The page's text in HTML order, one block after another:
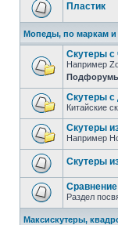
Пластик
Мопеды, по маркам
Скутеры с
Например
Скутеры с
Китайские
Скутеры
Например
Скутеры
Раздел
Максискутеры,